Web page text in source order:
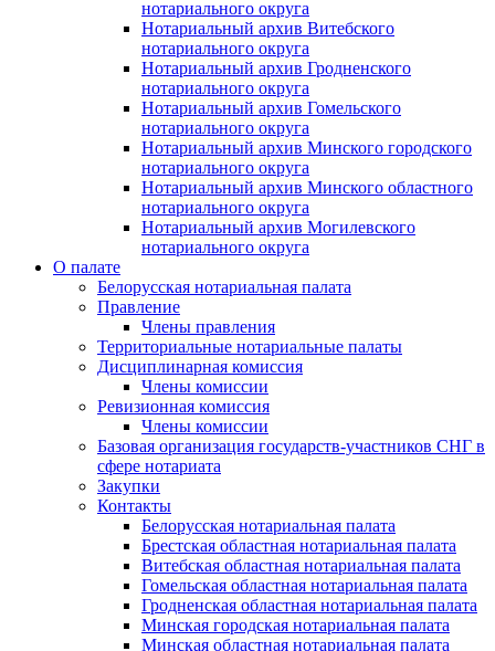
нотариального округа
Нотариальный архив Витебского
нотариального округа
Нотариальный архив Гродненского
нотариального округа
Нотариальный архив Гомельского
нотариального округа
Нотариальный архив Минского городского
нотариального округа
Нотариальный архив Минского областного
нотариального округа
Нотариальный архив Могилевского
нотариального округа
О палате
Белорусская нотариальная палата
Правление
Члены правления
Территориальные нотариальные палаты
Дисциплинарная комиссия
Члены комиссии
Ревизионная комиссия
Члены комиссии
Базовая организация государств-участников СНГ в
сфере нотариата
Закупки
Контакты
Белорусская нотариальная палата
Брестская областная нотариальная палата
Витебская областная нотариальная палата
Гомельская областная нотариальная палата
Гродненская областная нотариальная палата
Минская городская нотариальная палата
Минская областная нотариальная палата